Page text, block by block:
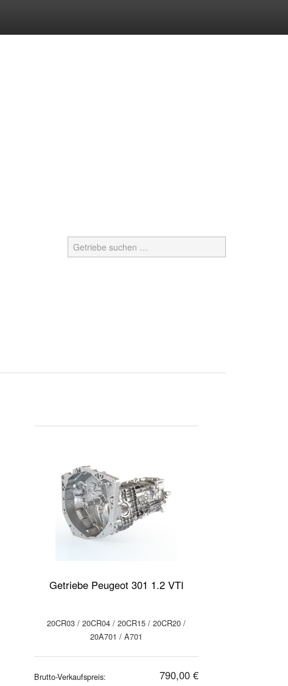
Getriebe Peugeot 301 1.2 VTI
20CR03 / 20CR04 / 20CR15 / 20CR20 /
20A701 / A701
Brutto-Verkaufspreis: 790,00 €